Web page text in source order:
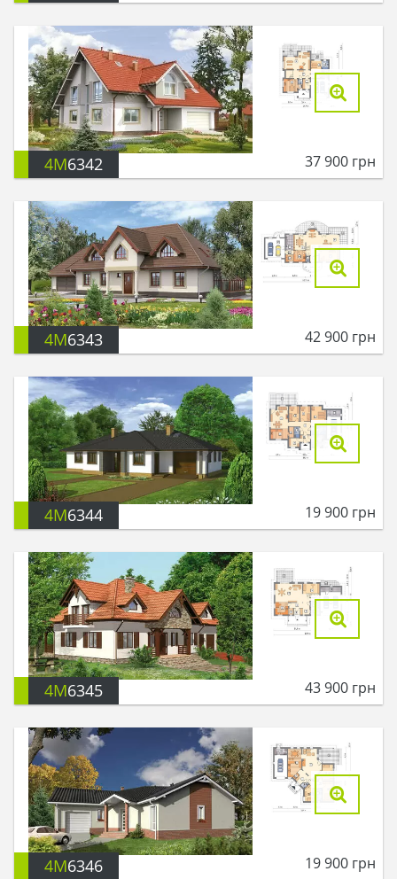
4M6342 37 900 грн
4M6343 42 900 грн
4M6344 19 900 грн
4M6345 43 900 грн
4M6346 19 900 грн